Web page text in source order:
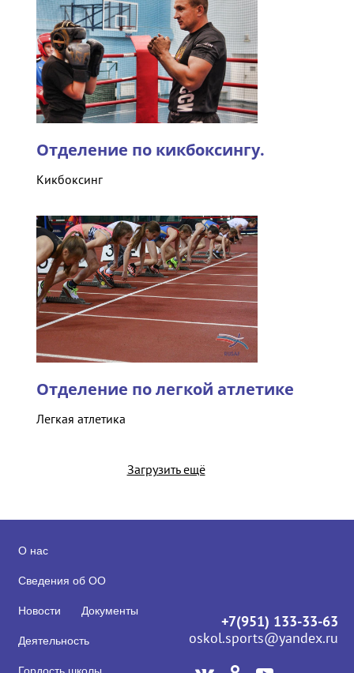
Отделение по кикбоксингу.
Кикбоксинг
Отделение по легкой атлетике
Легкая атлетика
Загрузить ещё
О нас
Сведения об ОО
Новости Документы
Деятельность
+7(951) 133-33-63
oskol.sports@yandex.ru